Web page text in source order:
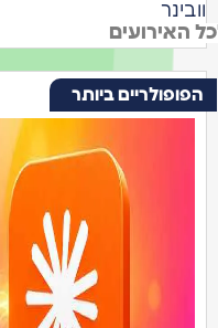
וובינר
האירועים
הפופולריים ביותר